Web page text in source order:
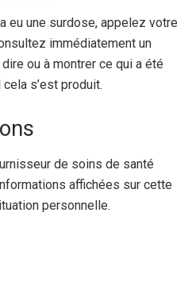
eu une surdose, appelez votre
immédiatement un
ou à montrer ce qui a été
s’est produit.
de soins de santé
affichées sur cette
personnelle.